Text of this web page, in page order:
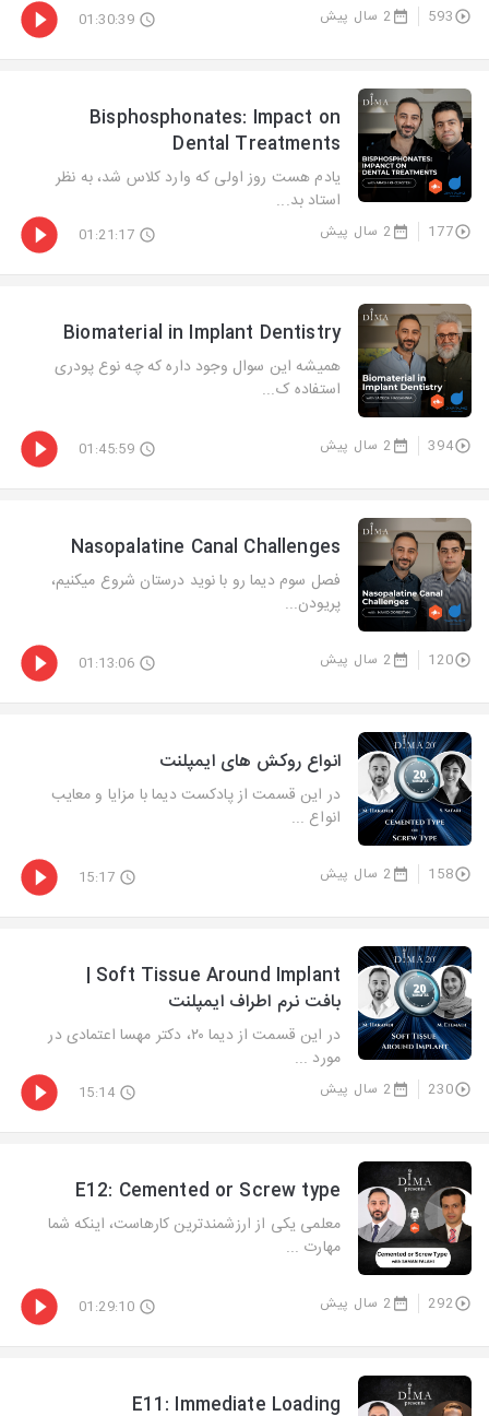
593 2 سال پیش 01:30:39
Bisphosphonates: Impact on
Dental Treatments
یادم هست روز اولی که وارد کلاس شد، به نظر
استاد بد...
177 2 سال پیش 01:21:17
Biomaterial in Implant Dentistry
همیشه این سوال وجود داره که چه نوع پودری
استفاده ک...
394 2 سال پیش 01:45:59
Nasopalatine Canal Challenges
فصل سوم دیما رو با نوید درستان شروع میکنیم،
پریودن...
120 2 سال پیش 01:13:06
انواع روکش های ایمپلنت
در این قسمت از پادکست دیما با مزایا و معایب
انواع ...
158 2 سال پیش 15:17
Soft Tissue Around Implant |
بافت نرم اطراف ایمپلنت
در این قسمت از دیما ۲۰، دکتر مهسا اعتمادی در
مورد ...
230 2 سال پیش 15:14
E12: Cemented or Screw type
معلمی یکی از ارزشمندترین کارهاست، اینکه شما
مهارت ...
292 2 سال پیش 01:29:10
E11: Immediate Loading